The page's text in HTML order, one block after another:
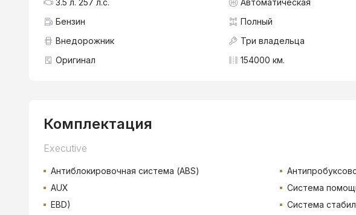
Бензин
Полный
Внедорожник
Три владельца
Оригинал
154000 км.
Комплектация
Executive
Антиблокировочная система (ABS)
AUX
Система
EBD)
Система